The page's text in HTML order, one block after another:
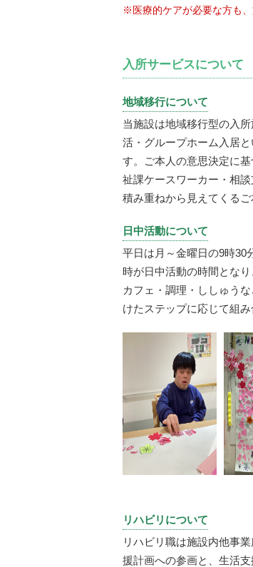
※医療的ケアが必要な方も
入所サービスについて
地域移行について
当施設は地域移行型の入
活・グループホーム入居
す。ご本人の意思決定に
祉課ケースワーカー・相
積み重ねから見えてくる
日中活動について
平日は月～金曜日の9時30
時が日中活動の時間とな
カフェ・調理・ししゅう
けたステップに応じて組
リハビリについて
リハビリ職は施設内他事
援計画への参画と、生活